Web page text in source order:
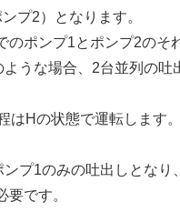
プ2）となります。
のポンプ1とポンプ2の
うな場合、2台並列の
はHの状態で運転します
プ1のみの吐出しとな
です。